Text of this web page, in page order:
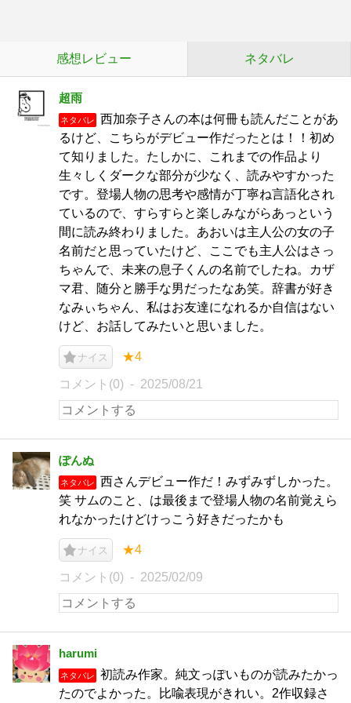
感想レビュー ネタバレ
超雨
ネタバレ
西加奈子さんの本は何冊も読んだことがあ
るけど、こちらがデビュー作だったとは！！初め
て知りました。たしかに、これまでの作品より
生々しくダークな部分が少なく、読みやすかった
です。登場人物の思考や感情が丁寧ね言語化され
ているので、すらすらと楽しみながらあっという
間に読み終わりました。あおいは主人公の女の子
名前だと思っていたけど、ここでも主人公はさっ
ちゃんで、未来の息子くんの名前でしたね。カザ
マ君、随分と勝手な男だったなあ笑。辞書が好き
なみぃちゃん、私はお友達になれるか自信はない
けど、お話してみたいと思いました。
ナイス ★4
コメント(0) 2025/08/21
ぽんぬ
ネタバレ
西さんデビュー作だ！みずみずしかった。
笑 サムのこと、は最後まで登場人物の名前覚えら
れなかったけどけっこう好きだったかも
ナイス ★4
コメント(0) 2025/02/09
harumi
ネタバレ
初読み作家。純文っぽいものが読みたかっ
たのでよかった。比喩表現がきれい。2作収録さ